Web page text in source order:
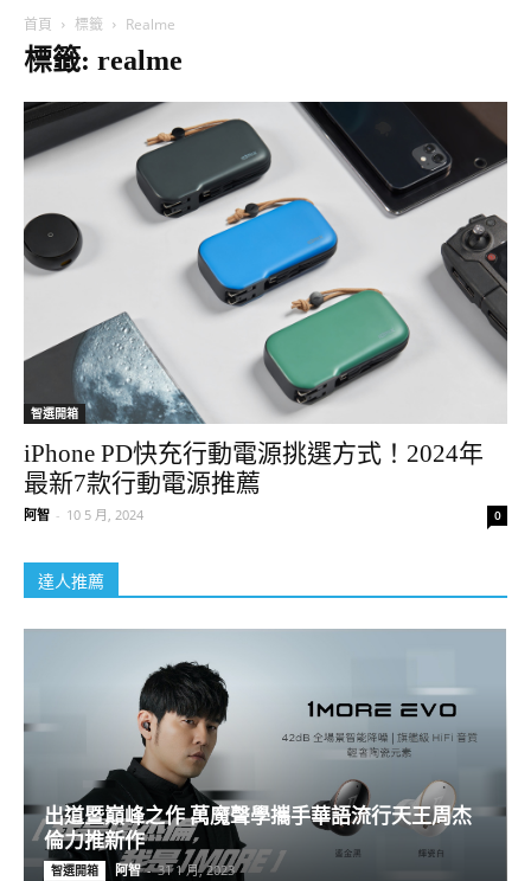
首頁 標籤 Realme
標籤: realme
智選開箱
iPhone PD快充行動電源挑選方式！2024年
最新7款行動電源推薦
阿智 - 10 5 月, 2024 0
達人推薦
出道暨巔峰之作 萬魔聲學攜手華語流行天王周杰
倫力推新作
智選開箱 阿智 - 31 1 月, 2023